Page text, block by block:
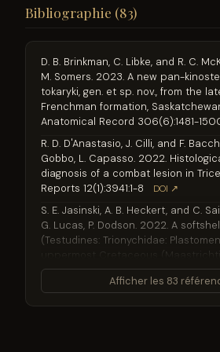
Bibliographie (83)
D. B. Brinkman, C. Libke, and R. C.
M. Somers. 2023. A new pan-
tokaryki, gen. et sp. nov., from the
Frenchman formation,
Anatomical Record 306(6):1481-
R. D. D'Anastasio, J. Cilli, and F.
Gobbo, L. Capasso. 2022.
diagnosis of a combat lesion in
Reports 12(1):3941:1-8
DOI ↗
S. E. Jasinski, A. B. Heckert, and C.
G. Lucas, P. Dodson. 2022. A
(Testudines: Trionychidae:
uppermost Cretaceous
Formation, North Dakota, USA, with
evolutionary relationships of
Afficher les 83